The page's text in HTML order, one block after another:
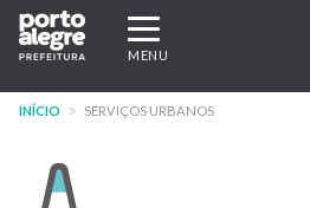
Pular
para
conteúdo
Expandir/recolher
navegação
MENU
INÍCIO SERVIÇOS URBANOS